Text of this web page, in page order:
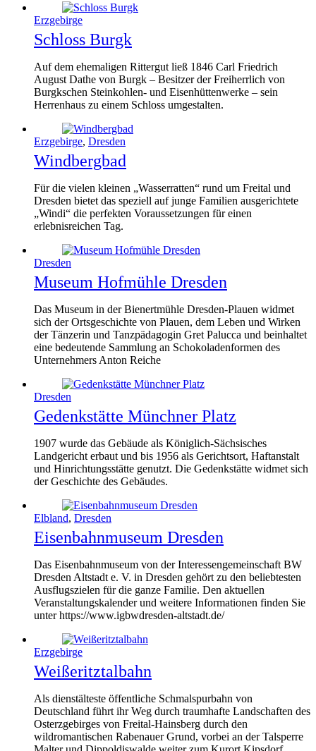
Erzgebirge
Schloss Burgk
Auf dem ehemaligen Rittergut ließ 1846 Carl Friedrich
August Dathe von Burgk – Besitzer der Freiherrlich von
Burgkschen Steinkohlen- und Eisenhüttenwerke – sein
Herrenhaus zu einem Schloss umgestalten.
Erzgebirge, Dresden
Windbergbad
Für die vielen kleinen „Wasserratten“ rund um Freital und
Dresden bietet das speziell auf junge Familien ausgerichtete
„Windi“ die perfekten Voraussetzungen für einen
erlebnisreichen Tag.
Dresden
Museum Hofmühle Dresden
Das Museum in der Bienertmühle Dresden-Plauen widmet
sich der Ortsgeschichte von Plauen, dem Leben und Wirken
der Tänzerin und Tanzpädagogin Gret Palucca und beinhaltet
eine bedeutende Sammlung an Schokoladenformen des
Unternehmers Anton Reiche
Dresden
Gedenkstätte Münchner Platz
1907 wurde das Gebäude als Königlich-Sächsisches
Landgericht erbaut und bis 1956 als Gerichtsort, Haftanstalt
und Hinrichtungsstätte genutzt. Die Gedenkstätte widmet sich
der Geschichte des Gebäudes.
Elbland, Dresden
Eisenbahnmuseum Dresden
Das Eisenbahnmuseum von der Interessengemeinschaft BW
Dresden Altstadt e. V. in Dresden gehört zu den beliebtesten
Ausflugszielen für die ganze Familie. Den aktuellen
Veranstaltungskalender und weitere Informationen finden Sie
unter https://www.igbwdresden-altstadt.de/
Erzgebirge
Weißeritztalbahn
Als dienstälteste öffentliche Schmalspurbahn von
Deutschland führt ihr Weg durch traumhafte Landschaften des
Osterzgebirges von Freital-Hainsberg durch den
wildromantischen Rabenauer Grund, vorbei an der Talsperre